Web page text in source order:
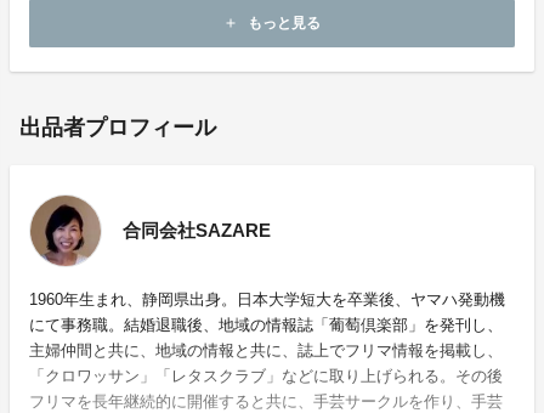
皆様、応援よろしくお願いいたします。
add もっと見る
出品者プロフィール
合同会社SAZARE
1960年生まれ、静岡県出身。日本大学短大を卒業後、ヤマハ発動機
にて事務職。結婚退職後、地域の情報誌「葡萄倶楽部」を発刊し、
主婦仲間と共に、地域の情報と共に、誌上でフリマ情報を掲載し、
「クロワッサン」「レタスクラブ」などに取り上げられる。その後
フリマを長年継続的に開催すると共に、手芸サークルを作り、手芸